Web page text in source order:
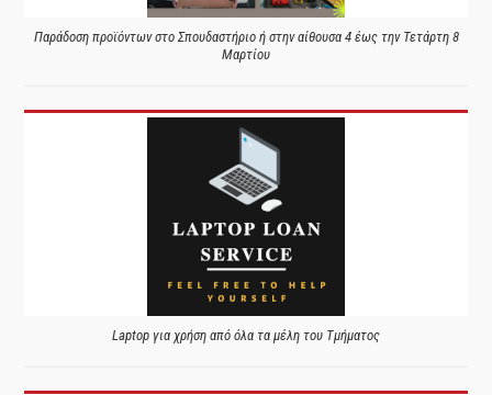
Παράδοση προϊόντων στο Σπουδαστήριο ή στην αίθουσα 4 έως την Τετάρτη 8
Μαρτίου
Laptop για χρήση από όλα τα μέλη του Τμήματος